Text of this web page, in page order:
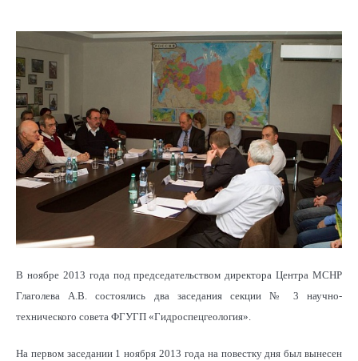
В ноябре 2013 года под председательством директора Центра МСНР
Глаголева А.В. состоялись два заседания секции № 3 научно-
технического совета ФГУГП «Гидроспецгеология».
На первом заседании 1 ноября 2013 года на повестку дня был вынесен